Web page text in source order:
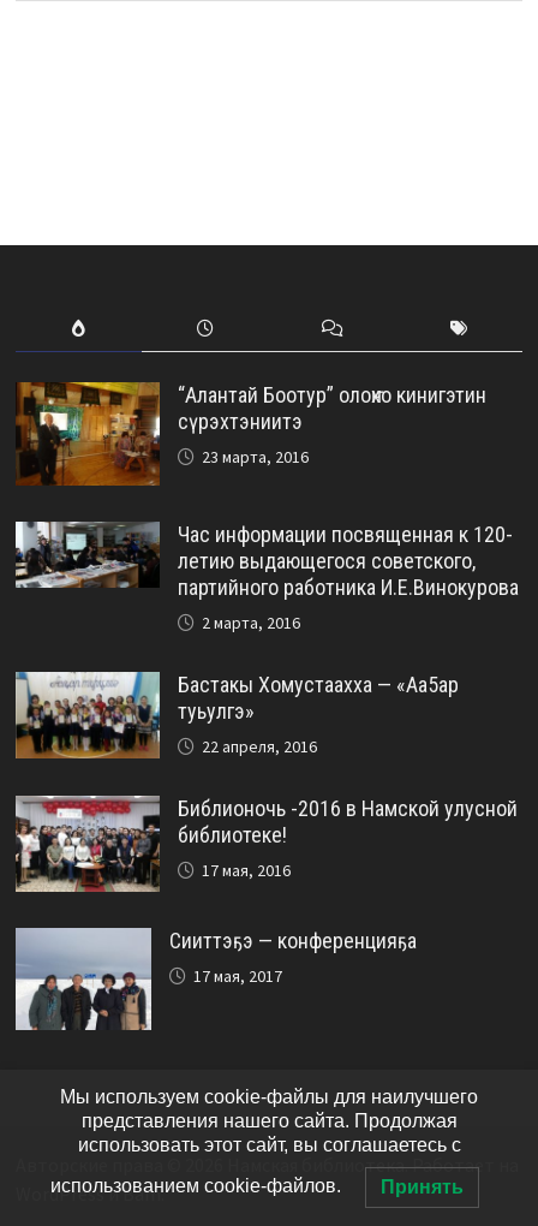
“Алантай Боотур” олоҥхо кинигэтин
сүрэхтэниитэ
23 марта, 2016
Час информации посвященная к 120-
летию выдающегося советского,
партийного работника И.Е.Винокурова
2 марта, 2016
Бастакы Хомустаахха — «Аа5ар
туьулгэ»
22 апреля, 2016
Библионочь -2016 в Намской улусной
библиотеке!
17 мая, 2016
Сииттэҕэ — конференцияҕа
17 мая, 2017
Намская библиотека. Работает на
WordPressиBam.
Мы используем cookie-файлы для наилучшего
представления нашего сайта. Продолжая
использовать этот сайт, вы соглашаетесь с
использованием cookie-файлов. Принять